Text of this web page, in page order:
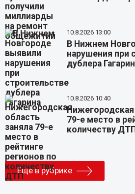
10.8.2026 13:00
В Нижнем
нарушения при
дублера
10.8.2026 10:40
Нижегородская
79-е место в
количеству ДТП
Еще в рубрике